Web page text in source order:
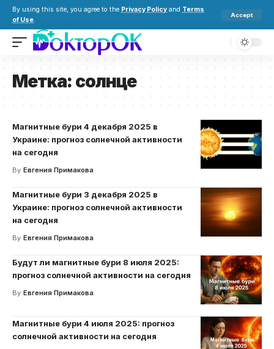
By using this site, you agree to the Privacy Policy and Terms
of Use.
Accept
Метка: солнце
Магнитные бури 4 декабря 2025 в
Украине: прогноз солнечной активности
на сегодня
By Евгения Примакова
Магнитные бури 3 декабря 2025 в
Украине: прогноз солнечной активности
на сегодня
By Евгения Примакова
Будут ли магнитные бури 8 июля 2025:
прогноз солнечной активности на сегодня
By Евгения Примакова
Магнитные бури 4 июля 2025: прогноз
солнечной активности на сегодня